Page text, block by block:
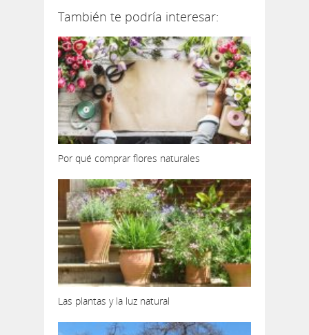
También te podría interesar:
Por qué comprar flores naturales
Las plantas y la luz natural